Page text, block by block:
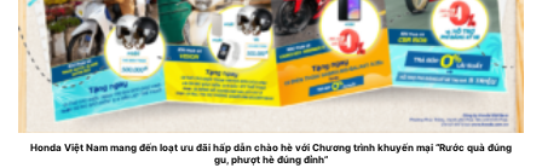
Honda Việt Nam mang đến loạt ưu đãi hấp dẫn chào hè với Chương trình khuyến mại “Rước quà đúng
gu, phượt hè đúng đỉnh”